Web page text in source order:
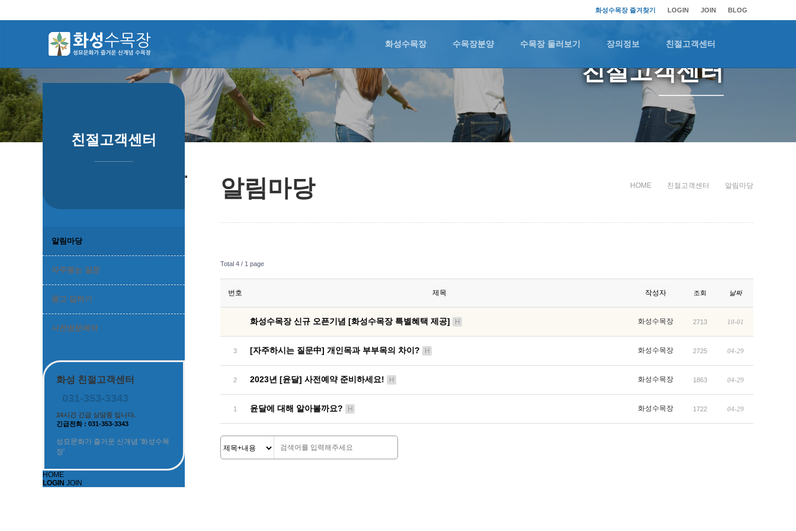
BLOG
JOIN
LOGIN
화성수목장 즐겨찾기
화성수목장 수목장분양 수목장 둘러보기 장의정보
하위분류
친절고객센터
하위분류
친절고객센터
알림마당 HOME 친절고객센터 알림마당
Total 4 / 1 page
번호 제목 작성자 조회 날짜
화성수목장 신규 오픈기념 [화성수목장 특별혜택 제공] H 화성수목장 2713 10-01
3 [자주하시는 질문中] 개인목과 부부목의 차이? H 화성수목장 2725 04-29
2 2023년 [윤달] 사전예약 준비하세요! H 화성수목장 1863 04-29
1 윤달에 대해 알아볼까요? H 화성수목장 1722 04-29
친절고객센터
알림마당
자주묻는 질문
묻고 답하기
사전방문예약
화성 친절고객센터
031-353-3343
24시간 긴급 상담중 입니다.
긴급전화 : 031-353-3343
성묘문화가 즐거운 신개념 '화성수목
장'
HOME
LOGIN JOIN